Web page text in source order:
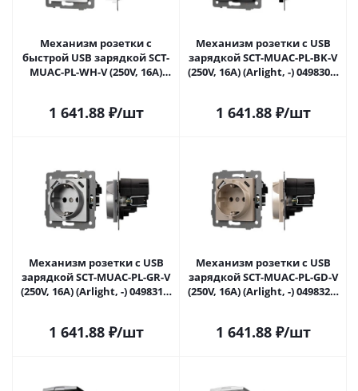
Механизм розетки с
быстрой USB зарядкой SCT-
MUAC-PL-WH-V (250V, 16A)
1 641.88₽/шт
Механизм розетки с USB
зарядкой SCT-MUAC-PL-BK-V
(250V, 16A) (Arlight, -) 049830 в
1 641.88₽/шт
Механизм розетки с USB
зарядкой SCT-MUAC-PL-GR-V
(250V, 16A) (Arlight, -) 049831 в
1 641.88₽/шт
Механизм розетки с USB
зарядкой SCT-MUAC-PL-GD-V
(250V, 16A) (Arlight, -) 049832 в
1 641.88₽/шт